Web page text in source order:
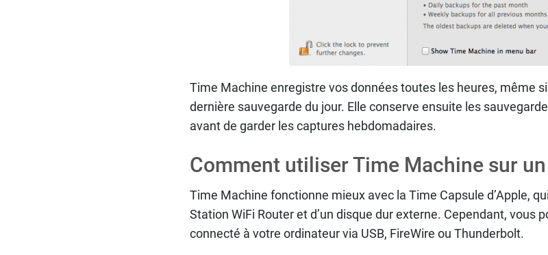
Time Machine enregistre vos données toutes les heures, même
dernière sauvegarde du jour. Elle conserve ensuite les
avant de garder les captures hebdomadaires.
Comment utiliser Time Machine sur
Time Machine fonctionne mieux avec la Time Capsule d’Apple,
Station WiFi Router et d’un disque dur externe. Cependant, vous
connecté à votre ordinateur via USB, FireWire ou Thunderbolt.